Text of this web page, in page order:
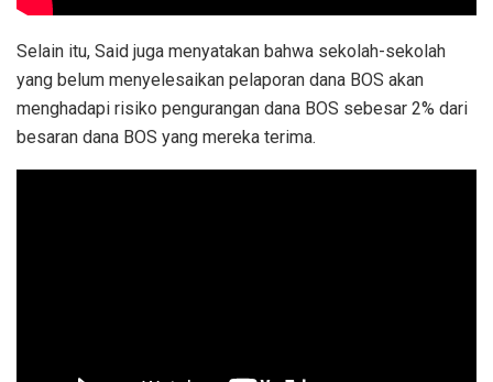
Selain itu, Said juga menyatakan bahwa sekolah-sekolah
yang belum menyelesaikan pelaporan dana BOS akan
menghadapi risiko pengurangan dana BOS sebesar 2% dari
besaran dana BOS yang mereka terima.